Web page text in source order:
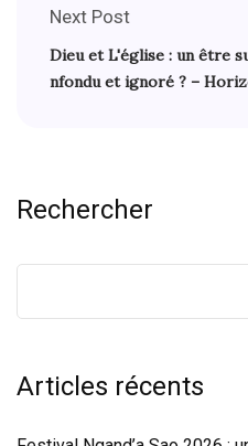
Next Post
Dieu et L'église : un être
nfondu et ignoré ? –
Rechercher
Articles récents